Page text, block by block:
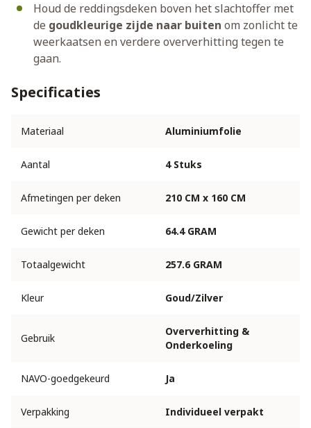
Houd de reddingsdeken boven het slachtoffer met
de goudkleurige zijde naar buiten om zonlicht te
weerkaatsen en verdere oververhitting tegen te
gaan.
Specificaties
Materiaal Aluminiumfolie
Aantal 4 Stuks
Afmetingen per deken 210 CM x 160 CM
Gewicht per deken 64.4 GRAM
Totaalgewicht 257.6 GRAM
Kleur Goud/Zilver
Gebruik
Oververhitting &
Onderkoeling
NAVO-goedgekeurd Ja
Verpakking Individueel verpakt